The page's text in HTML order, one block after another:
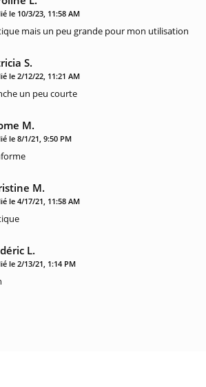
le 10/3/23, 11:58 AM
mais un peu grande pour mon utilisation
S.
le 2/12/22, 11:21 AM
un peu courte
M.
le 8/1/21, 9:50 PM
M.
le 4/17/21, 11:58 AM
L.
le 2/13/21, 1:14 PM